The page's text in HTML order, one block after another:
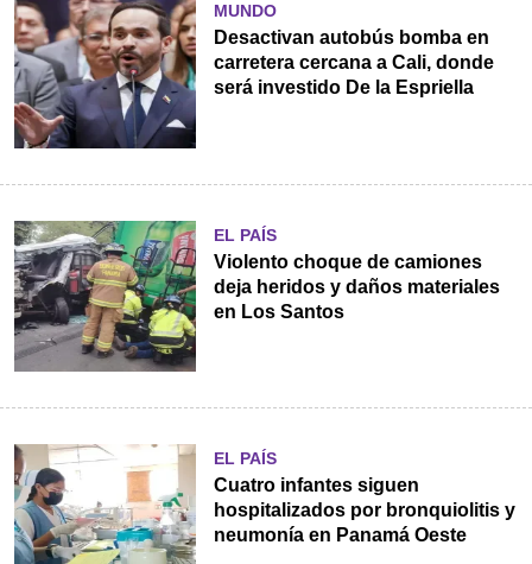
MUNDO
Desactivan autobús bomba en
carretera cercana a Cali, donde
será investido De la Espriella
EL PAÍS
Violento choque de camiones
deja heridos y daños materiales
en Los Santos
EL PAÍS
Cuatro infantes siguen
hospitalizados por bronquiolitis y
neumonía en Panamá Oeste